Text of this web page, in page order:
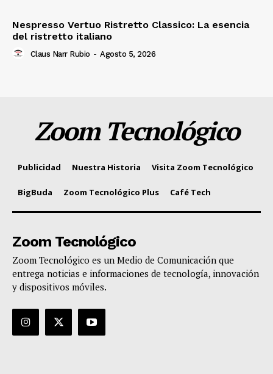
Nespresso Vertuo Ristretto Classico: La esencia
del ristretto italiano
Claus Narr Rubio - Agosto 5, 2026
Zoom Tecnológico
Publicidad Nuestra Historia Visita Zoom Tecnológico
BigBuda Zoom Tecnológico Plus Café Tech
Zoom Tecnológico
Zoom Tecnológico es un Medio de Comunicación que
entrega noticias e informaciones de tecnología, innovación
y dispositivos móviles.